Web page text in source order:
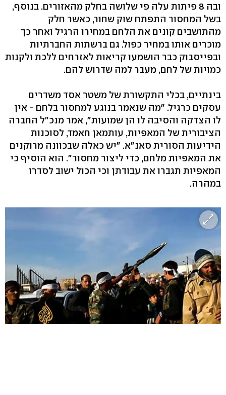
ובה 8 פיתות עלה פי שלושה בחלק מהאזורים. בנוסף,
בשל המחסור התפתח שוק שחור, כאשר חלק
מהתושבים קונים את הלחם במחירו הרגיל ואחר כך
מוכרים אותו במחיר כפול. גם ברשתות החברתיות
ובפייסבוק כבר הושמעו קריאות לאזרחים ללכת ולקנות
כמויות של לחם, מעבר למה שדרוש להם.
בינתיים, בכלי התקשורת של משטר אסד משדרים
עסקים כרגיל. "מה שנאמר בנוגע למחסור בלחם - אין
לו הצדקה והסיבה לו הן שמועות", אמר מנכ"ל החברה
הציבורית של המאפיות, עותמאן חאמד, לסוכנות
הידיעות הסורית סאנ"א. "יש כאלה שבכוונה מרוקנים
את המאפיות מלחם, כדי ליצור מחסור". הוא הוסיף כי
המאפיות תגברו את עבודתן וכי הכול ישוב לסדרו
במהרה.